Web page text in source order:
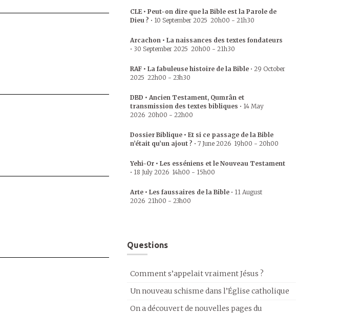
CLE • Peut-on dire que la Bible est la Parole de
Dieu ? • 10 September 2025 20h00 - 21h30
Arcachon • La naissances des textes fondateurs
• 30 September 2025 20h00 - 21h30
RAF • La fabuleuse histoire de la Bible • 29 October
2025 22h00 - 23h30
DBD • Ancien Testament, Qumrân et
transmission des textes bibliques • 14 May
2026 20h00 - 22h00
Dossier Biblique • Et si ce passage de la Bible
n’était qu’un ajout ? • 7 June 2026 19h00 - 20h00
Yehi-Or • Les esséniens et le Nouveau Testament
• 18 July 2026 14h00 - 15h00
Arte • Les faussaires de la Bible • 11 August
2026 21h00 - 23h00
Questions
Comment s’appelait vraiment Jésus ?
Un nouveau schisme dans l’Église catholique
On a découvert de nouvelles pages du